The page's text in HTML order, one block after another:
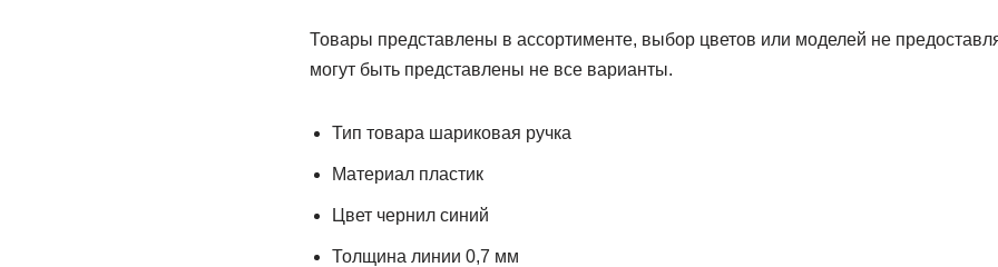
Товары представлены в ассортименте, выбор цветов или моделей не
могут быть представлены не все варианты.
Тип товара шариковая ручка
Материал пластик
Цвет чернил синий
Толщина линии 0,7 мм